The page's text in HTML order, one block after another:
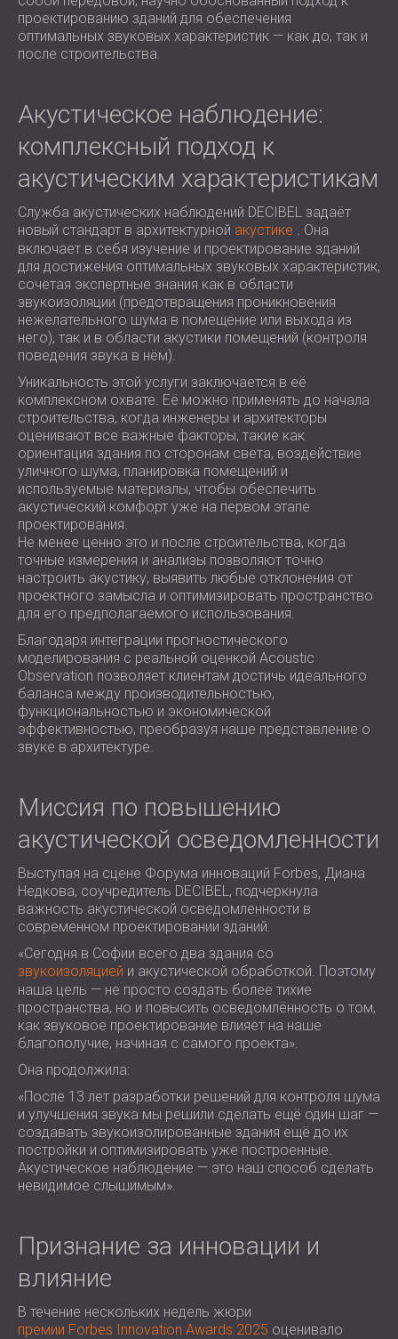
ЗВУКОИЗОЛЯЦИЯ И АКУСТИКА ДЛЯ
ЗАЛЫ
ЗВУКОИЗОЛЯЦИЯ И АКУСТИЧЕСКИЕ
ПОМЕЩЕНИЙ
ЗВУКОИЗОЛЯЦИЯ И АКУСТИКА ДЛЯ
ОБРАЗОВАТЕЛЬНЫХ УЧРЕЖДЕНИЙ
SOUND INSULATION AND ACOUSTICS
FOR HEALTH CARE FACILITIES
ЗВУКОИЗОЛЯЦИОННЫЕ И
АКУСТИЧЕСКИЕ РЕШЕНИЯ ДЛЯ
АУДИОЛОГИЧЕСКОЙ ОТРАСЛИ
ЗВУКОИЗОЛЯЦИОННЫЕ И
АКУСТИЧЕСКИЕ РЕШЕНИЯ ДЛЯ
ЦЕНТРОВ ОБРАБОТКИ ДАННЫХ
ROMÂNIA (RO)
POLAND (PL)
FINLAND (FI)
SOUTH AFRICA (ZA)
проектированию зданий для обеспечения
оптимальных звуковых характеристик — как до, так и
после строительства.
Акустическое наблюдение:
комплексный подход к
акустическим характеристикам
Служба акустических наблюдений DECIBEL задаёт
новый стандарт в архитектурной акустике . Она
включает в себя изучение и проектирование зданий
для достижения оптимальных звуковых характеристик,
сочетая экспертные знания как в области
звукоизоляции (предотвращения проникновения
нежелательного шума в помещение или выхода из
него), так и в области акустики помещений (контроля
поведения звука в нём).
Уникальность этой услуги заключается в её
комплексном охвате. Её можно применять до начала
строительства, когда инженеры и архитекторы
оценивают все важные факторы, такие как
ориентация здания по сторонам света, воздействие
уличного шума, планировка помещений и
используемые материалы, чтобы обеспечить
акустический комфорт уже на первом этапе
проектирования.
Не менее ценно это и после строительства, когда
точные измерения и анализы позволяют точно
настроить акустику, выявить любые отклонения от
проектного замысла и оптимизировать пространство
для его предполагаемого использования.
Благодаря интеграции прогностического
моделирования с реальной оценкой Acoustic
Observation позволяет клиентам достичь идеального
баланса между производительностью,
функциональностью и экономической
эффективностью, преобразуя наше представление о
звуке в архитектуре.
Миссия по повышению
акустической осведомленности
Выступая на сцене Форума инноваций Forbes, Диана
Недкова, соучредитель DECIBEL, подчеркнула
важность акустической осведомленности в
современном проектировании зданий:
«Сегодня в Софии всего два здания со
звукоизоляцией и акустической обработкой. Поэтому
наша цель — не просто создать более тихие
пространства, но и повысить осведомлённость о том,
как звуковое проектирование влияет на наше
благополучие, начиная с самого проекта».
Она продолжила:
«После 13 лет разработки решений для контроля шума
и улучшения звука мы решили сделать ещё один шаг —
создавать звукоизолированные здания ещё до их
постройки и оптимизировать уже построенные.
Акустическое наблюдение — это наш способ сделать
невидимое слышимым».
Признание за инновации и
влияние
В течение нескольких недель жюри
премии Forbes Innovation Awards 2025 оценивало